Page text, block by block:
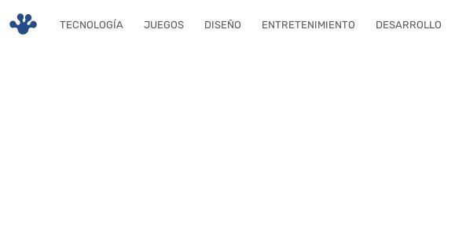
TECNOLOGÍA JUEGOS DISEÑO ENTRETENIMIENTO DESARROLLO